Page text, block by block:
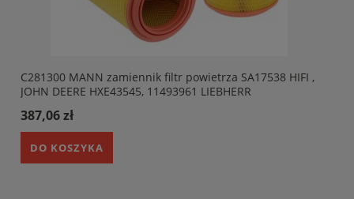
C281300 MANN zamiennik filtr powietrza SA17538 HIFI ,
JOHN DEERE HXE43545, 11493961 LIEBHERR
387,06 zł
DO KOSZYKA